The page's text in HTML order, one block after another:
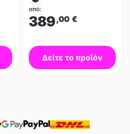
από:
389,00 €
Δείτε το προϊόν